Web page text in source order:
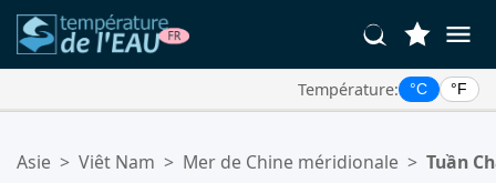
Température: °C °F
Votre liste de favoris est vide.
Asie > Viêt Nam > Mer de Chine méridionale > Tuần